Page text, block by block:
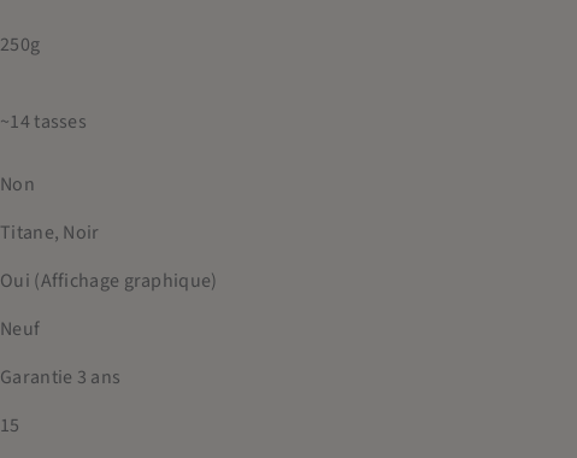
250g
~14 tasses
Non
Titane, Noir
Oui (Affichage graphique)
Neuf
Garantie 3 ans
15